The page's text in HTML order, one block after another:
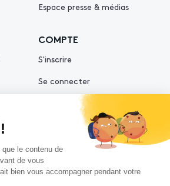
Espace presse & médias
COMPTE
S'inscrire
Se connecter